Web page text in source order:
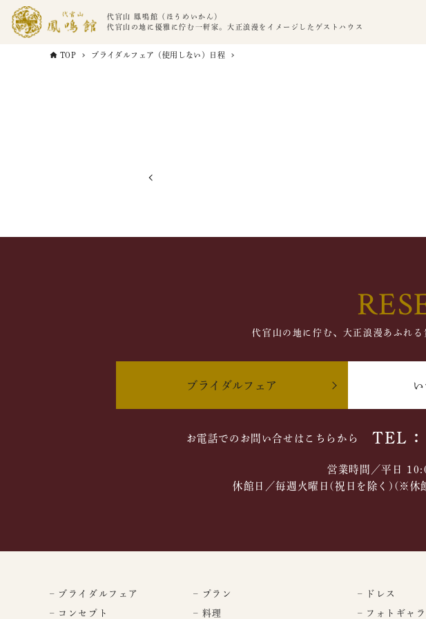
代官山 鳳鳴館（ほうめいかん）
代官山の地に優雅に佇む一軒家。大正浪漫をイメージしたゲストハウス
TOP ブライダルフェア（使用しない）日程
代官山の地に佇む、大正浪漫あふれ
ブライダルフェア
お電話でのお問い合せはこちらから TEL
営業時間／平日
休館日／毎週火曜日(祝日を除く)(※休
– ブライダルフェア
– コンセプト
– プラン
– 料理
– ドレス
– フォトギャ